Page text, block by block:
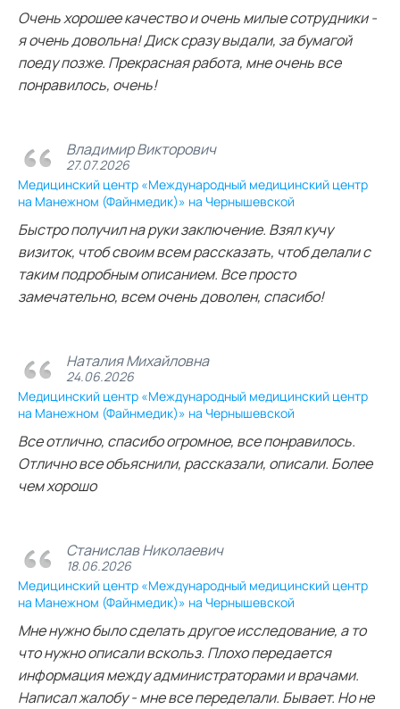
Очень хорошее качество и очень милые сотрудники -
я очень довольна! Диск сразу выдали, за бумагой
поеду позже. Прекрасная работа, мне очень все
понравилось, очень!
Владимир Викторович
27.07.2026
Медицинский центр «Международный медицинский центр
на Манежном (Файнмедик)» на Чернышевской
Быстро получил на руки заключение. Взял кучу
визиток, чтоб своим всем рассказать, чтоб делали с
таким подробным описанием. Все просто
замечательно, всем очень доволен, спасибо!
Наталия Михайловна
24.06.2026
Медицинский центр «Международный медицинский центр
на Манежном (Файнмедик)» на Чернышевской
Все отлично, спасибо огромное, все понравилось.
Отлично все объяснили, рассказали, описали. Более
чем хорошо
Станислав Николаевич
18.06.2026
Медицинский центр «Международный медицинский центр
на Манежном (Файнмедик)» на Чернышевской
Мне нужно было сделать другое исследование, а то
что нужно описали вскольз. Плохо передается
информация между администраторами и врачами.
Написал жалобу - мне все переделали. Бывает. Но не